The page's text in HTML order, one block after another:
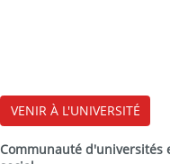
VENIR À L'UNIVERSITÉ
Communauté d'universités